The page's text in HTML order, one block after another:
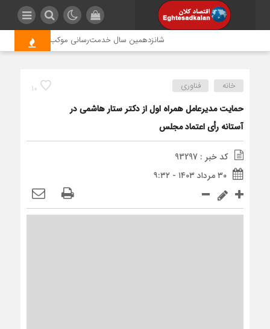
شانزدهمین سال خدمت‌رسانی موکب امام رضا (ع)
10 خانه فناوری
حمایت مدیرعامل همراه اول از دکتر ستار هاشمی در
آستانه رأی اعتماد مجلس
کد خبر : 93297
۳۰ مرداد ۱۴۰۳ - ۹:۳۲